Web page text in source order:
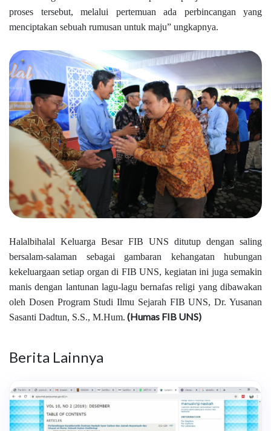
proses tersebut, melalui pertemuan ada perbincangan yang
menciptakan sebuah rumusan untuk maju” ungkapnya.
Halalbihalal Keluarga Besar FIB UNS ditutup dengan saling
bersalam-salaman sebagai gambaran kehangatan hubungan
kekeluargaan setiap organ di FIB UNS, kegiatan ini juga semakin
manis dengan lantunan lagu-lagu bernafas religi yang dibawakan
oleh Dosen Program Studi Ilmu Sejarah FIB UNS, Dr. Yusanan
Sasanti Dadtun, S.S., M.Hum. (Humas FIB UNS)
Berita Lainnya